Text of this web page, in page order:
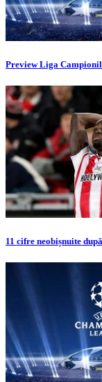
Preview Liga
11 cifre neobișnuite